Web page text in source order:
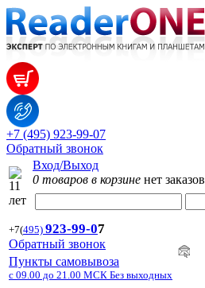
+7 (495) 923-99-07
Обратный звонок
Вход/Выход
0 товаров в корзине нет заказов
+7(495) 923-99-07
Обратный звонок
Пункты самовывоза
с 09.00 до 21.00 МСК Без выходных